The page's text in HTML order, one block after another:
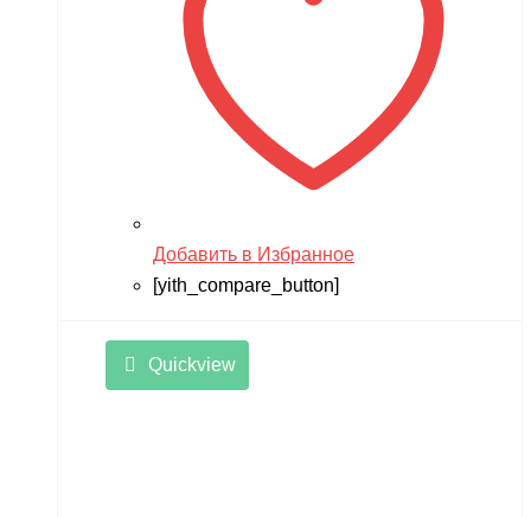
Добавить в Избранное
[yith_compare_button]
Quickview